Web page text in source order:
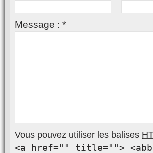
Message : *
Vous pouvez utiliser les balises
<a href="" title="">